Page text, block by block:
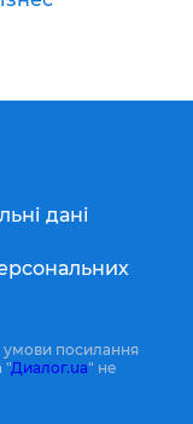
дані
умови посилання
"Диалог.ua" не